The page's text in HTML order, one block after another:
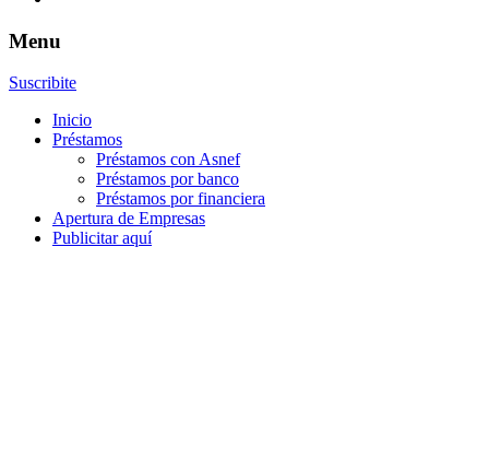
Menu
Suscribite
Inicio
Préstamos
Préstamos con Asnef
Préstamos por banco
Préstamos por financiera
Apertura de Empresas
Publicitar aquí